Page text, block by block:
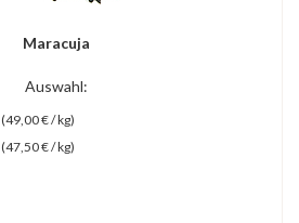
Maracuja
Auswahl:
(49,00 € / kg)
(47,50 € / kg)